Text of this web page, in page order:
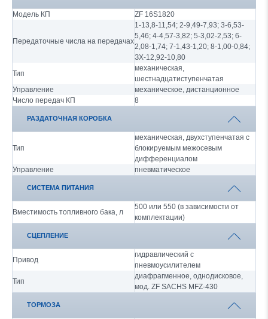
Модель КП ZF 16S1820
Передаточные числа на передачах
1-13,8-11,54; 2-9,49-7,93; 3-6,53-
5,46; 4-4,57-3,82; 5-3,02-2,53; 6-
2,08-1,74; 7-1,43-1,20; 8-1,00-0,84;
ЗХ-12,92-10,80
Тип
механическая,
шестнадцатиступенчатая
Управление
механическое, дистанционное
Число передач КП
8
РАЗДАТОЧНАЯ КОРОБКА
Тип
механическая, двухступенчатая с
блокируемым межосевым
дифференциалом
Управление
пневматическое
СИСТЕМА ПИТАНИЯ
Вместимость топливного бака, л
500 или 550 (в зависимости от
комплектации)
СЦЕПЛЕНИЕ
Привод
гидравлический с
пневмоусилителем
Тип
диафрагменное, однодисковое,
мод. ZF SACHS MFZ-430
ТОРМОЗА